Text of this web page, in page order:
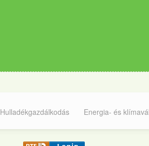
Hulladékgazdálkodás Energia- és